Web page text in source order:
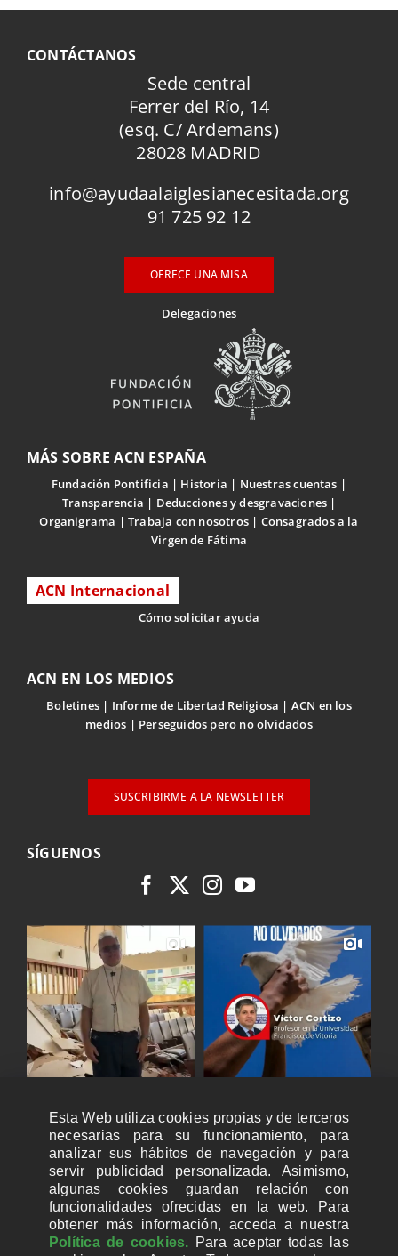
CONTÁCTANOS
Sede central
Ferrer del Río, 14
(esq. C/ Ardemans)
28028 MADRID
info@ayudaalaiglesianecesitada.org
91 725 92 12
OFRECE UNA MISA
Delegaciones
MÁS SOBRE ACN ESPAÑA
Fundación Pontificia Historia
Nuestras cuentas
Transparencia
Deducciones y desgravaciones
Organigrama
Trabaja con nosotros
Consagrados a la
Virgen de Fátima
ACN Internacional
Cómo solicitar ayuda
ACN EN LOS MEDIOS
Boletines Informe de Libertad Religiosa
ACN en los
medios
Perseguidos pero no olvidados
SUSCRIBIRME A LA NEWSLETTER
SÍGUENOS
Esta Web utiliza cookies propias y de terceros
necesarias para su funcionamiento, para
analizar sus hábitos de navegación y para
servir publicidad personalizada. Asimismo,
algunas cookies guardan relación con
funcionalidades ofrecidas en la web. Para
obtener más información, acceda a nuestra
Política de cookies. Para aceptar todas las